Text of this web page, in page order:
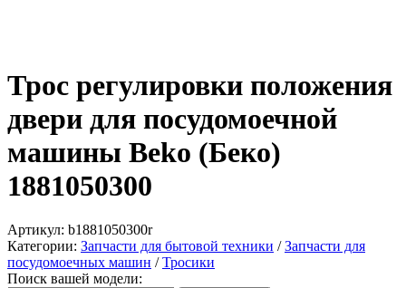
Трос регулировки положения
двери для посудомоечной
машины Beko (Беко)
1881050300
Артикул: b1881050300r
Категории: Запчасти для бытовой техники /Запчасти для
посудомоечных машин /Тросики
Поиск вашей модели: